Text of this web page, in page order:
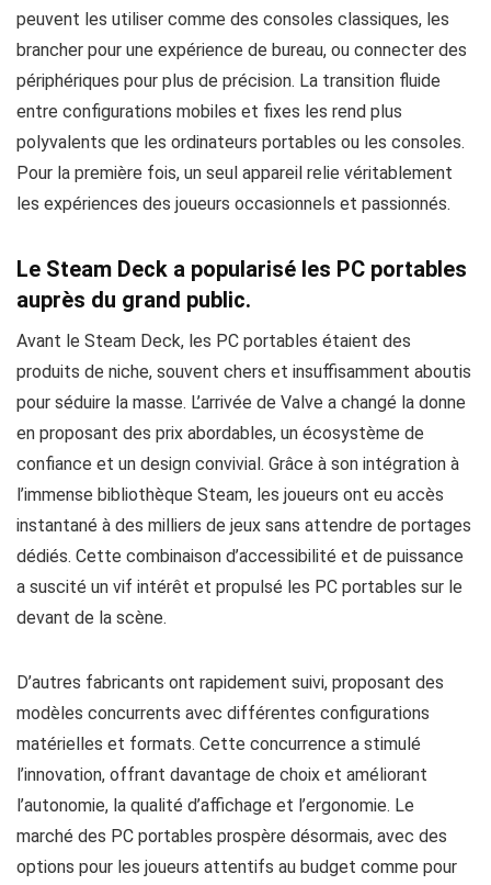
peuvent les utiliser comme des consoles classiques, les
brancher pour une expérience de bureau, ou connecter des
périphériques pour plus de précision. La transition fluide
entre configurations mobiles et fixes les rend plus
polyvalents que les ordinateurs portables ou les consoles.
Pour la première fois, un seul appareil relie véritablement
les expériences des joueurs occasionnels et passionnés.
Le Steam Deck a popularisé les PC portables
auprès du grand public.
Avant le Steam Deck, les PC portables étaient des
produits de niche, souvent chers et insuffisamment aboutis
pour séduire la masse. L’arrivée de Valve a changé la donne
en proposant des prix abordables, un écosystème de
confiance et un design convivial. Grâce à son intégration à
l’immense bibliothèque Steam, les joueurs ont eu accès
instantané à des milliers de jeux sans attendre de portages
dédiés. Cette combinaison d’accessibilité et de puissance
a suscité un vif intérêt et propulsé les PC portables sur le
devant de la scène.
D’autres fabricants ont rapidement suivi, proposant des
modèles concurrents avec différentes configurations
matérielles et formats. Cette concurrence a stimulé
l’innovation, offrant davantage de choix et améliorant
l’autonomie, la qualité d’affichage et l’ergonomie. Le
marché des PC portables prospère désormais, avec des
options pour les joueurs attentifs au budget comme pour